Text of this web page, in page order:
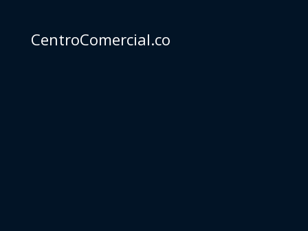
CentroComercial.co